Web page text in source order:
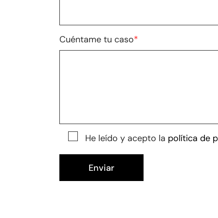
Cuéntame tu caso*
He leído y acepto la política de
Enviar